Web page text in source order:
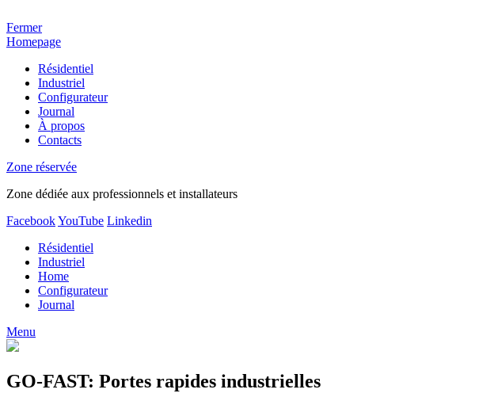
Fermer
Homepage
Résidentiel
Industriel
Configurateur
Journal
À propos
Contacts
Zone réservée
Zone dédiée aux professionnels et installateurs
FacebookYouTube Linkedin
Résidentiel
Industriel
Home
Configurateur
Journal
Menu
GO-FAST: Portes rapides industrielles